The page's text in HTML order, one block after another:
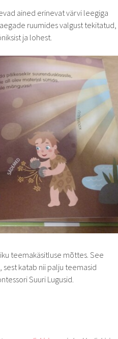
ained erinevat värvi leegiga
ruumides valgust tekitatud,
ja lohest.
teemakäsitluse mõttes. See
sest katab nii palju teemasid
Suuri Lugusid.